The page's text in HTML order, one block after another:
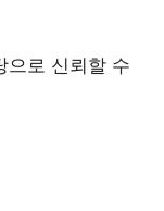
으로 신뢰할 수